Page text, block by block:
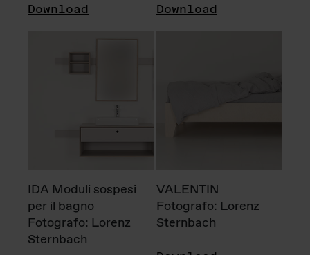
Download Download
IDA Moduli sospesi
per il bagno
Fotografo: Lorenz
Sternbach
VALENTIN
Fotografo: Lorenz
Sternbach